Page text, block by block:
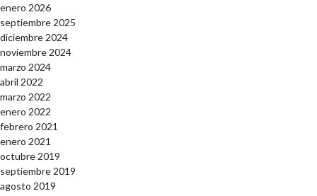
enero 2026
septiembre 2025
diciembre 2024
noviembre 2024
marzo 2024
abril 2022
marzo 2022
enero 2022
febrero 2021
enero 2021
octubre 2019
septiembre 2019
agosto 2019